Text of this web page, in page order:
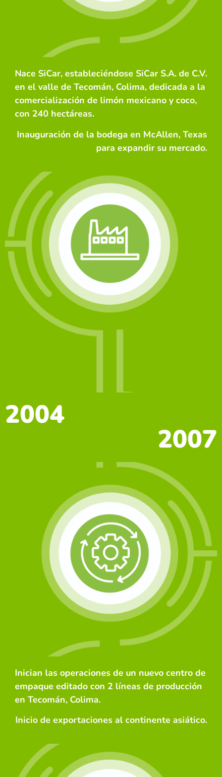
Nace SiCar, estableciéndose SiCar S.A. de C.V.
en el valle de Tecomán, Colima, dedicada a la
comercialización de limón mexicano y coco,
con 240 hectáreas.
Inauguración de la bodega en McAllen, Texas
para expandir su mercado.
2004
2007
Inician las operaciones de un nuevo centro de
empaque editado con 2 líneas de producción
en Tecomán, Colima.
Inicio de exportaciones al continente asiático.